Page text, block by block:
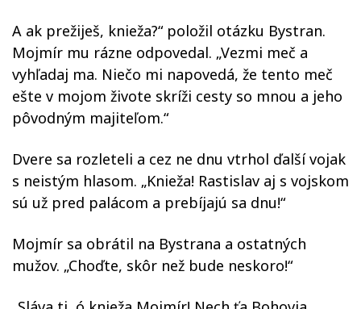
A ak prežiješ, knieža?“ položil otázku Bystran.
Mojmír mu rázne odpovedal. „Vezmi meč a
vyhľadaj ma. Niečo mi napovedá, že tento meč
ešte v mojom živote skríži cesty so mnou a jeho
pôvodným majiteľom.“
Dvere sa rozleteli a cez ne dnu vtrhol ďalší vojak
s neistým hlasom. „Knieža! Rastislav aj s vojskom
sú už pred palácom a prebíjajú sa dnu!“
Mojmír sa obrátil na Bystrana a ostatných
mužov. „Choďte, skôr než bude neskoro!“